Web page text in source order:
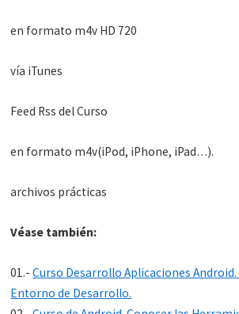
en formato m4v HD 720
vía iTunes
Feed Rss del Curso
en formato m4v(iPod, iPhone, iPad…).
archivos prácticas
Véase también:
01.-Curso Desarrollo Aplicaciones
Entorno de Desarrollo.